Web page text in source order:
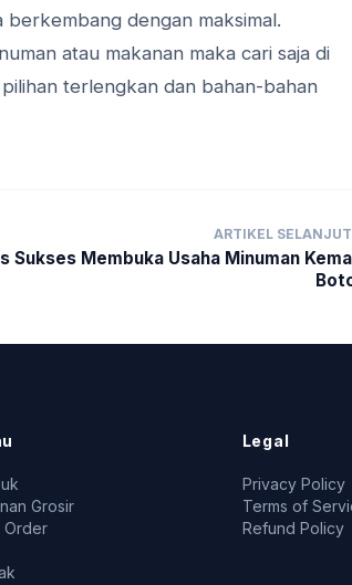
dengan maksimal.
atau makanan maka cari saja di
terlengkan dan bahan-bahan
ARTIKEL
Sukses Membuka Usaha Minuman
Grosir
Order
Legal
Privacy Policy
Terms of
Refund Policy